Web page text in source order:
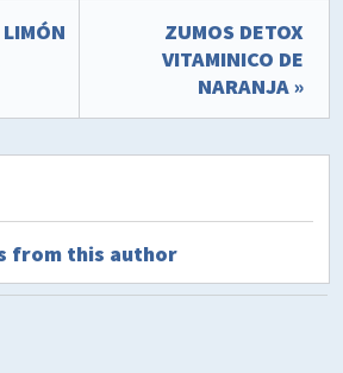
ZUMOS DETOX
VITAMINICO DE
NARANJA »
from this author